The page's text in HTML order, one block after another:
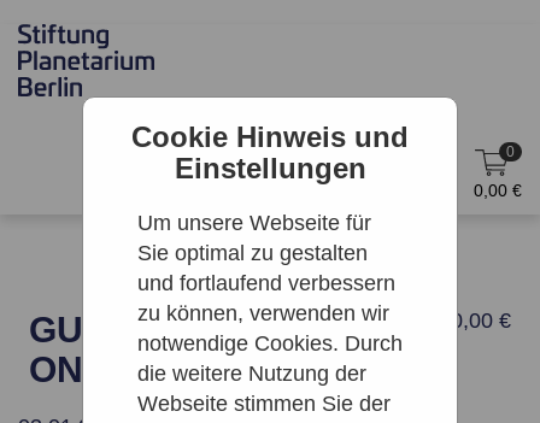
Cookie Hinweis und
Einstellungen
Um unsere Webseite für
Sie optimal zu gestalten
und fortlaufend verbessern
zu können, verwenden wir
notwendige Cookies. Durch
die weitere Nutzung der
Webseite stimmen Sie der
0
0,00 €
40,00 €
GUTSCHEIN 40 €
ONLINE